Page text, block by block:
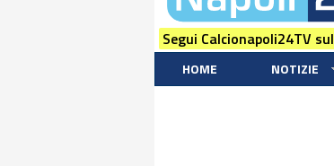
Segui Calcionapoli24TV
HOME NOTIZIE